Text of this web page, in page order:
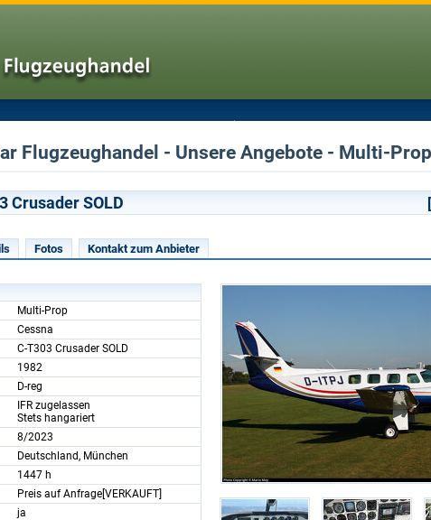
Flugzeughandel - Unsere Angebote - Multi-Prop
Crusader SOLD
Fotos Kontakt zum Anbieter
Multi-Prop
Cessna
C-T303 Crusader SOLD
1982
D-reg
IFR zugelassen
Stets hangariert
8/2023
Deutschland, München
1447 h
Preis auf Anfrage[VERKAUFT]
ja